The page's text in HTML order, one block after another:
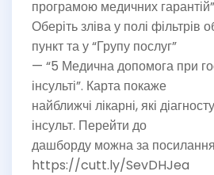
програмою медичних
Оберіть зліва у полі фільтрів
пункт та у “Групу послуг”
— “5 Медична допомога при
інсульті”. Карта покаже
найближчі лікарні, які
інсульт. Перейти до
дашборду можна за
https://cutt.ly/SevDHJea